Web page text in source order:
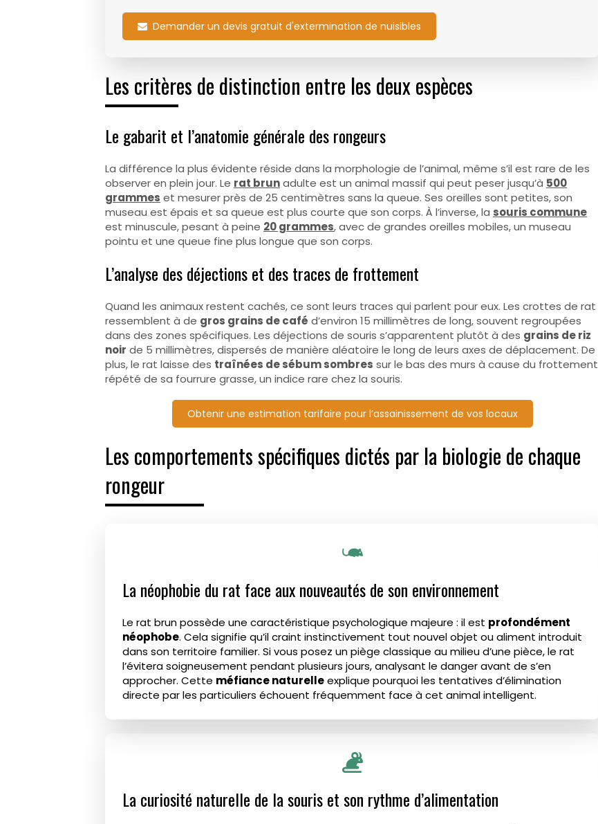
Demander un devis gratuit d'extermination de nuisibles
Les critères de distinction entre les deux espèces
Le gabarit et l’anatomie générale des rongeurs
La différence la plus évidente réside dans la morphologie de l’animal, même s’il est rare de les
observer en plein jour. Le rat brunadulte est un animal massif qui peut peser jusqu’à 500
grammes et mesurer près de 25 centimètres sans la queue. Ses oreilles sont petites, son
museau est épais et sa queue est plus courte que son corps. À l’inverse, la souris commune
est minuscule, pesant à peine 20 grammes, avec de grandes oreilles mobiles, un museau
pointu et une queue fine plus longue que son corps.
L’analyse des déjections et des traces de frottement
Quand les animaux restent cachés, ce sont leurs traces qui parlent pour eux. Les crottes de rat
ressemblent à de gros grains de café d’environ 15 millimètres de long, souvent regroupées
dans des zones spécifiques. Les déjections de souris s’apparentent plutôt à des grains de riz
noir de 5 millimètres, dispersés de manière aléatoire le long de leurs axes de déplacement. De
plus, le rat laisse des traînées de sébum sombres sur le bas des murs à cause du frottement
répété de sa fourrure grasse, un indice rare chez la souris.
Obtenir une estimation tarifaire pour l’assainissement de vos locaux
Les comportements spécifiques dictés par la biologie de chaque
rongeur
La néophobie du rat face aux nouveautés de son environnement
Le rat brun possède une caractéristique psychologique majeure : il est profondément
néophobe. Cela signifie qu’il craint instinctivement tout nouvel objet ou aliment introduit
dans son territoire familier. Si vous posez un piège classique au milieu d’une pièce, le rat
l’évitera soigneusement pendant plusieurs jours, analysant le danger avant de s’en
approcher. Cette méfiance naturelleexplique pourquoi les tentatives d’élimination
directe par les particuliers échouent fréquemment face à cet animal intelligent.
La curiosité naturelle de la souris et son rythme d’alimentation